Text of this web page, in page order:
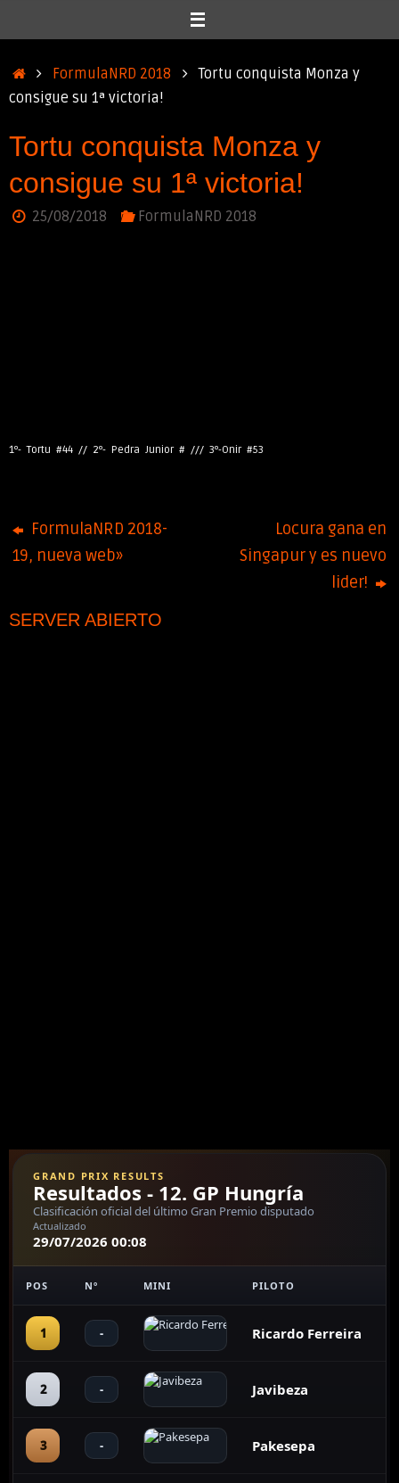
InicioFormulaNRD 2018
Tortu conquista Monza y
consigue su 1ª victoria!
Tortu conquista Monza y
consigue su 1ª victoria!
25/08/2018 FormulaNRD 2018
1º- Tortu #44 // 2º- Pedra Junior # /// 3º-Onir #53
FormulaNRD 2018-
19, nueva web»
Locura gana en
Singapur y es nuevo
lider!
SERVER ABIERTO